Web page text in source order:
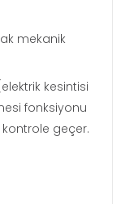
mekanik
kesintisi
fonksiyonu
geçer.